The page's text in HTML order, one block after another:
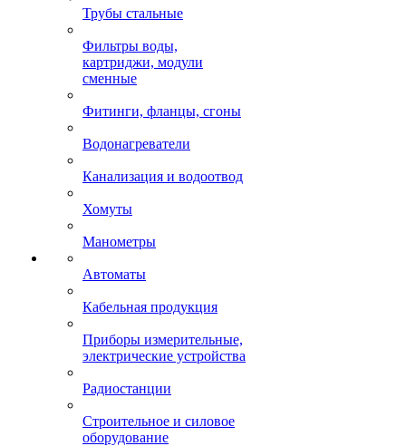
Трубы стальные
Фильтры воды,
картриджи, модули
сменные
Фитинги, фланцы, сгоны
Водонагреватели
Канализация и водоотвод
Хомуты
Манометры
Автоматы
Кабельная продукция
Приборы измерительные,
электрические устройства
Радиостанции
Строительное и силовое
оборудование